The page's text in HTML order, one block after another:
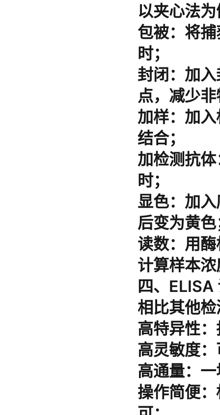
以夹心法
包被：将
时；
封闭 ：加
点，减少
加样：加
结合；
加检测抗体
时；
显色：加
后变为黄色
读数：用
计算样本
四、ELISA
相比其他
高特异性
高灵敏度
高通量：
操作简便：